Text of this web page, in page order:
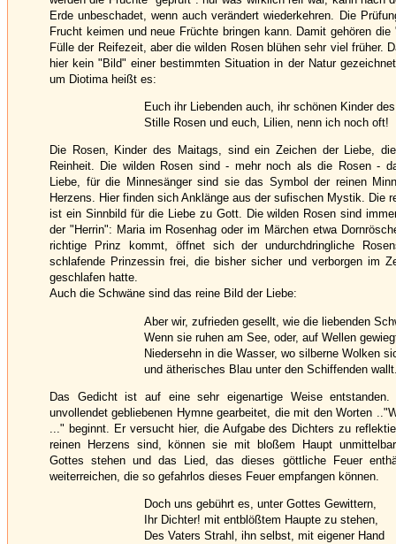
Erde unbeschadet, wenn auch verändert wiederkehren. Die
Frucht keimen und neue Früchte bringen kann. Damit gehören
Fülle der Reifezeit, aber die wilden Rosen blühen sehr viel früher.
hier kein "Bild" einer bestimmten Situation in der Natur
um Diotima heißt es:
Euch ihr Liebenden auch, ihr schönen Kinder
Stille Rosen und euch, Lilien, nenn ich noch oft!
Die Rosen, Kinder des Maitags, sind ein Zeichen der Liebe,
Reinheit. Die wilden Rosen sind - mehr noch als die Rosen -
Liebe, für die Minnesänger sind sie das Symbol der reinen
Herzens. Hier finden sich Anklänge aus der sufischen Mystik. Die
ist ein Sinnbild für die Liebe zu Gott. Die wilden Rosen sind
der "Herrin": Maria im Rosenhag oder im Märchen etwa
richtige Prinz kommt, öffnet sich der undurchdringliche
schlafende Prinzessin frei, die bisher sicher und verborgen im
geschlafen hatte.
Auch die Schwäne sind das reine Bild der Liebe:
Aber wir, zufrieden gesellt, wie die liebenden
Wenn sie ruhen am See, oder, auf Wellen
Niedersehn in die Wasser, wo silberne Wolken
und ätherisches Blau unter den Schiffenden
Das Gedicht ist auf eine sehr eigenartige Weise
unvollendet gebliebenen Hymne gearbeitet, die mit den Worten
..." beginnt. Er versucht hier, die Aufgabe des Dichters zu
reinen Herzens sind, können sie mit bloßem Haupt
Gottes stehen und das Lied, das dieses göttliche Feuer
weiterreichen, die so gefahrlos dieses Feuer empfangen können.
Doch uns gebührt es, unter Gottes Gewittern,
Ihr Dichter! mit entblößtem Haupte zu stehen,
Des Vaters Strahl, ihn selbst, mit eigener Hand